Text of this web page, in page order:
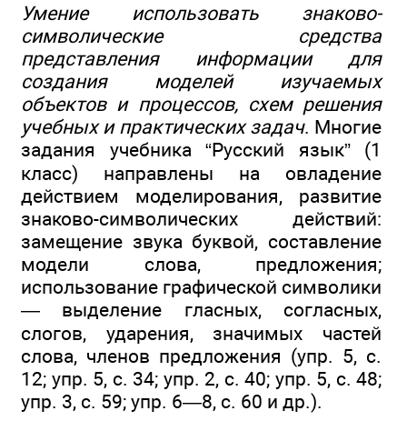
Умение использовать знаково-
символические средства
представления информации для
создания моделей изучаемых
объектов и процессов, схем решения
учебных и практических задач. Многие
задания учебника “Русский язык” (1
класс) направлены на овладение
действием моделирования, развитие
знаково-символических действий:
замещение звука буквой, составление
модели слова, предложения;
использование графической символики
— выделение гласных, согласных,
слогов, ударения, значимых частей
слова, членов предложения (упр. 5, с.
12; упр. 5, с. 34; упр. 2, с. 40; упр. 5, с. 48;
упр. 3, с. 59; упр. 6—8, с. 60 и др.).